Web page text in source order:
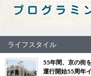
ライフスタイル
55年間、京の街
運行開始55周年